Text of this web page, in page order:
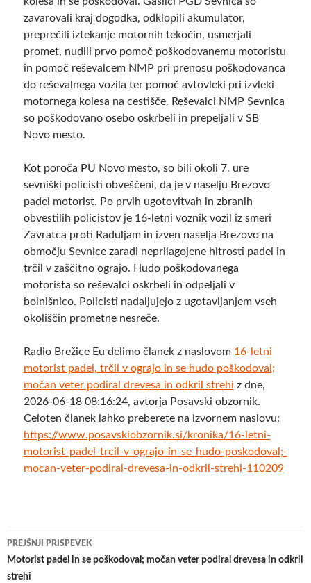
zavarovali kraj dogodka, odklopili akumulator,
preprečili iztekanje motornih tekočin, usmerjali
promet, nudili prvo pomoč poškodovanemu motoristu
in pomoč reševalcem NMP pri prenosu poškodovanca
do reševalnega vozila ter pomoč avtovleki pri izvleki
motornega kolesa na cestišče. Reševalci NMP Sevnica
so poškodovano osebo oskrbeli in prepeljali v SB
Novo mesto.
Kot poroča PU Novo mesto, so bili okoli 7. ure
sevniški policisti obveščeni, da je v naselju Brezovo
padel motorist. Po prvih ugotovitvah in zbranih
obvestilih policistov je 16-letni voznik vozil iz smeri
Zavratca proti Raduljam in izven naselja Brezovo na
območju Sevnice zaradi neprilagojene hitrosti padel in
trčil v zaščitno ograjo. Hudo poškodovanega
motorista so reševalci oskrbeli in odpeljali v
bolnišnico. Policisti nadaljujejo z ugotavljanjem vseh
okoliščin prometne nesreče.
Radio Brežice Eu delimo članek z naslovom 16-letni
motorist padel, trčil v ograjo in se hudo poškodoval;
močan veter podiral drevesa in odkril strehi z dne,
2026-06-18 08:16:24, avtorja Posavski obzornik.
Celoten članek lahko preberete na izvornem naslovu:
https://www.posavskiobzornik.si/kronika/16-letni-
motorist-padel-trcil-v-ograjo-in-se-hudo-poskodoval;-
mocan-veter-podiral-drevesa-in-odkril-strehi-110209
Krmarjenje
po
PREJŠNJI PRISPEVEK
Motorist padel in se poškodoval; močan veter podiral drevesa in odkril
strehi